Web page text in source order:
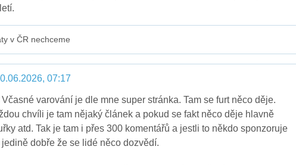
v ČR nechceme
07:17
Včasné varování je dle mne super stránka. Tam se furt něco děje.
chvíli je tam nějaký článek a pokud se fakt něco děje hlavně
atd. Tak je tam i přes 300 komentářů a jestli to někdo sponzoruje
jedině dobře že se lidé něco dozvědí.